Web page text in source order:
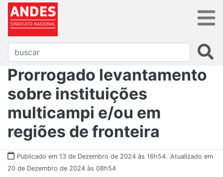
Prorrogado levantamento
sobre instituições
multicampi e/ou em
regiões de fronteira
Publicado em 13 de Dezembro de 2024 às 16h54. Atualizado em
20 de Dezembro de 2024 às 08h54